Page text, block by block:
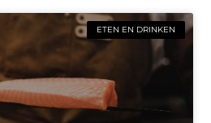
ETEN EN DRINKEN